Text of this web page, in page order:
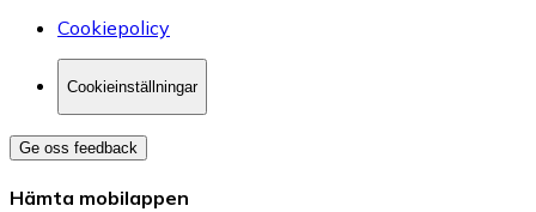
Cookiepolicy
Cookieinställningar
Ge oss feedback
Hämta mobilappen